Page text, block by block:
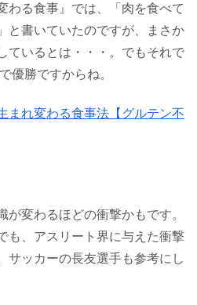
わる食事』では、「肉を食べて
と書いていたのですが、まさか
ているとは・・・。でもそれで
優勝ですからね。
まれ変わる食事法【グルテン不
が変わるほどの衝撃かもです。
も、アスリート界に与えた衝撃
サッカーの長友選手も参考にし